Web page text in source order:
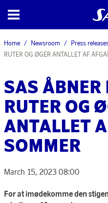
Home Newsroom Press
RUTER OG ØGER ANTALLET AF
SAS ÅBNER
RUTER OG
ANTALLET
SOMMER
March 15, 2023 08:00
For at imødekomme den